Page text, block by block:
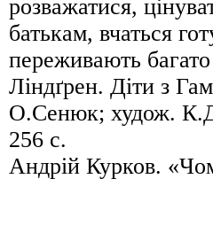
розважатися,
батькам, вчаться
переживають багато
Ліндґрен. Діти з
О.Сенюк; худож.
256 с.
Андрій Курков.